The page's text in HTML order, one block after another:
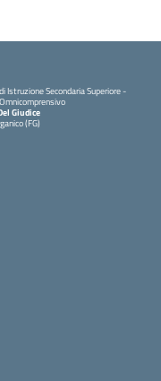
Istruzione Secondaria Superiore -
Giudice
(FG)
pagina iniziale della scuola